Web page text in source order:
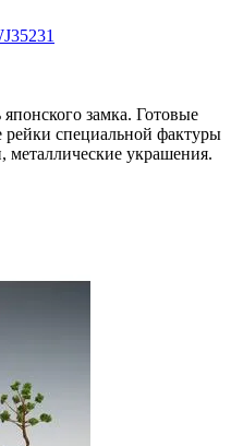
замка. Готовые
рейки специальной фактуры
металлические украшения.